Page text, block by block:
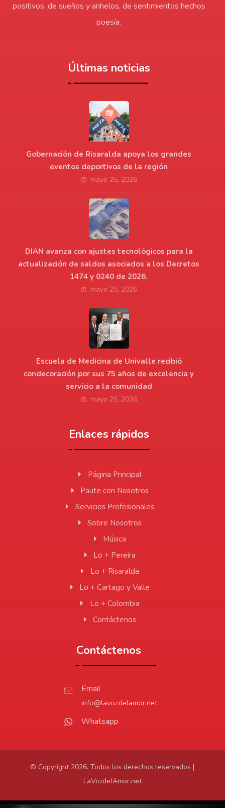
positivos, de sueños y anhelos, de sentimientos hechos
poesía.
Últimas noticias
Gobernación de Risaralda apoya los grandes
eventos deportivos de la región
mayo 25, 2026
DIAN avanza con ajustes tecnológicos para la
actualización de saldos asociados a los Decretos
1474 y 0240 de 2026.
mayo 25, 2026
Escuela de Medicina de Univalle recibió
condecoración por sus 75 años de excelencia y
servicio a la comunidad
mayo 25, 2026
Enlaces rápidos
Página Principal
Paute con Nosotros
Servicios Profesionales
Sobre Nosotros
Música
Lo + Pereira
Lo + Risaralda
Lo + Cartago y Valle
Lo + Colombia
Contáctenos
Contáctenos
Email
info@lavozdelamor.net
Whatsapp
© Copyright 2026. Todos los derechos reservados |
LaVozdelAmor.net